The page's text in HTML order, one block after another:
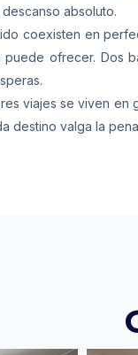
absoluto.
coexisten en
ofrecer. Dos
viajes se viven
destino valga la